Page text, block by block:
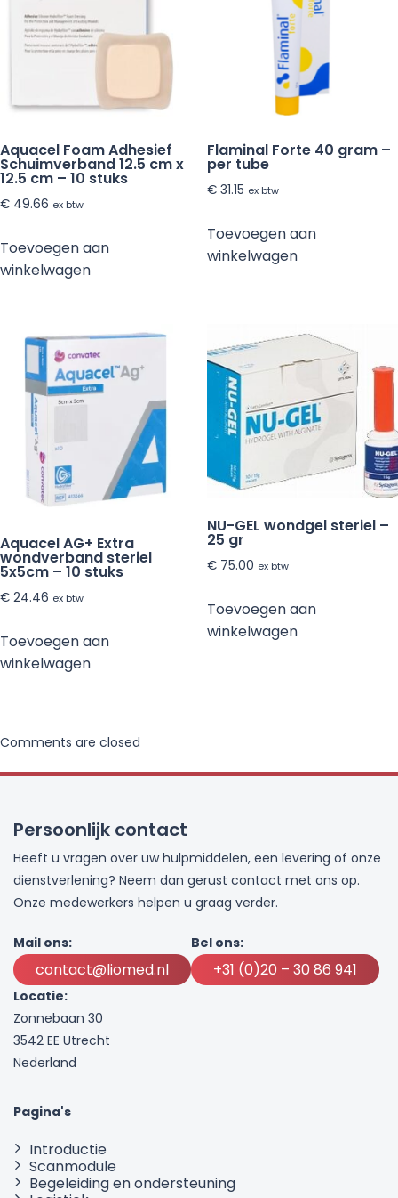
Aquacel Foam Adhesief
Schuimverband 12.5 cm x
12.5 cm – 10 stuks
€ 49.66 ex btw
Toevoegen aan
winkelwagen
Flaminal Forte 40 gram –
per tube
€31.15 ex btw
Toevoegen aan
winkelwagen
Aquacel AG+ Extra
wondverband steriel
5x5cm – 10 stuks
€ 24.46 ex btw
Toevoegen aan
winkelwagen
NU-GEL wondgel steriel –
25 gr
€75.00 ex btw
Toevoegen aan
winkelwagen
Comments are closed
Persoonlijk contact
Heeft u vragen over uw hulpmiddelen, een levering of onze
dienstverlening? Neem dan gerust contact met ons op.
Onze medewerkers helpen u graag verder.
Mail ons:
contact@liomed.nl
Bel ons:
+31 (0)20 – 30 86 941
Locatie:
Zonnebaan 30
3542 EE Utrecht
Nederland
Pagina's
Introductie
Scanmodule
Begeleiding en ondersteuning